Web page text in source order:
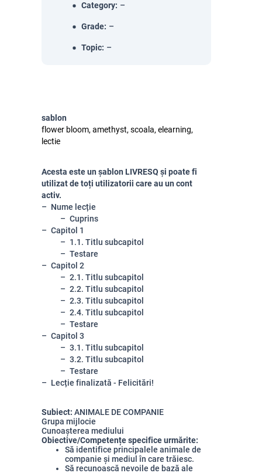
Category: –
Grade: –
Topic: –
sablon
flower bloom, amethyst, scoala, elearning,
lectie
Acesta este un șablon LIVRESQ și poate fi
utilizat de toți utilizatorii care au un cont
activ.
Nume lecție
Cuprins
Capitol 1
1.1. Titlu subcapitol
Testare
Capitol 2
2.1. Titlu subcapitol
2.2. Titlu subcapitol
2.3. Titlu subcapitol
2.4. Titlu subcapitol
Testare
Capitol 3
3.1. Titlu subcapitol
3.2. Titlu subcapitol
Testare
Lecție finalizată - Felicitări!
Subiect: ANIMALE DE COMPANIE
Grupa mijlocie
Cunoașterea mediului
Obiective/Competențe specifice urmărite:
Să identifice principalele animale de
companie și mediul în care trăiesc.
Să recunoască nevoile de bază ale